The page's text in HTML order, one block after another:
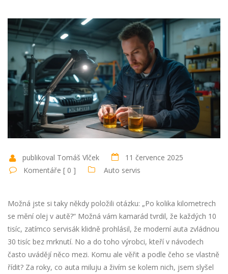
publikoval Tomáš Vlček
11 července 2025
Komentáře [ 0 ]
Auto servis
Možná jste si taky někdy položili otázku: „Po kolika kilometrech
se mění olej v autě?“ Možná vám kamarád tvrdil, že každých 10
tisíc, zatímco servisák klidně prohlásil, že moderní auta zvládnou
30 tisíc bez mrknutí. No a do toho výrobci, kteří v návodech
často uvádějí něco mezi. Komu ale věřit a podle čeho se vlastně
řídit? Za roky, co auta miluju a živím se kolem nich, jsem slyšel